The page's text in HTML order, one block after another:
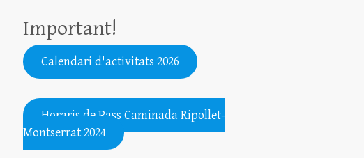
Important!
Calendari d'activitats 2026
.......................................................
Horaris de Pass Caminada Ripollet-
Montserrat 2024